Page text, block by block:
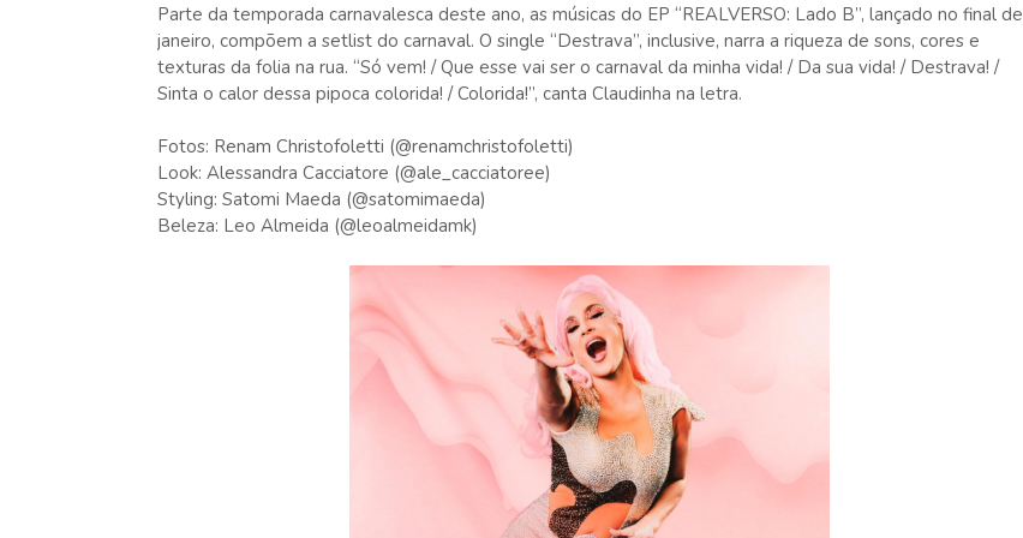
Parte da temporada carnavalesca deste ano, as músicas do EP “REALVERSO: Lado B”, lançado no final de
janeiro, compõem a setlist do carnaval. O single “Destrava”, inclusive, narra a riqueza de sons, cores e
texturas da folia na rua. “Só vem! / Que esse vai ser o carnaval da minha vida! / Da sua vida! / Destrava! /
Sinta o calor dessa pipoca colorida! / Colorida!”, canta Claudinha na letra.
Fotos: Renam Christofoletti (@renamchristofoletti)
Look: Alessandra Cacciatore (@ale_cacciatoree)
Styling: Satomi Maeda (@satomimaeda)
Beleza: Leo Almeida (@leoalmeidamk)